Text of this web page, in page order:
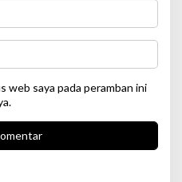
web saya pada peramban ini